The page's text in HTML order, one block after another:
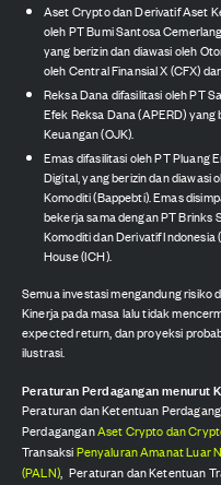
Aset Crypto dan Derivatif Aset
oleh PT Bumi Santosa
yang berizin dan diawasi oleh
oleh Central Finansial X (CFX)
Reksa Dana difasilitasi oleh PT
Efek Reksa Dana (APERD)
Keuangan (OJK).
Emas difasilitasi oleh PT Pluang
Digital, yang berizin dan diawasi
Komoditi (Bappebti). Emas
bekerja sama dengan PT Brinks
Komoditi dan Derivatif Indonesia
House (ICH).
Semua investasi mengandung risiko
Kinerja pada masa lalu tidak
expected return, dan proyeksi
ilustrasi.
Peraturan Perdagangan menurut
Peraturan dan Ketentuan
PerdaganganAset Crypto dan
TransaksiPenyaluran Amanat Luar
(PALN), Peraturan dan Ketentuan